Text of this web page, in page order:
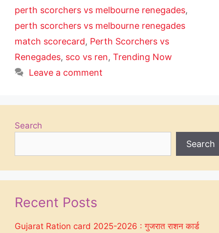
perth scorchers vs melbourne renegades,
perth scorchers vs melbourne renegades
match scorecard, Perth Scorchers vs
Renegades, sco vs ren, Trending Now
Leave a comment
Search
Search
Recent Posts
Gujarat Ration card 2025-2026 : गुजरात राशन कार्ड